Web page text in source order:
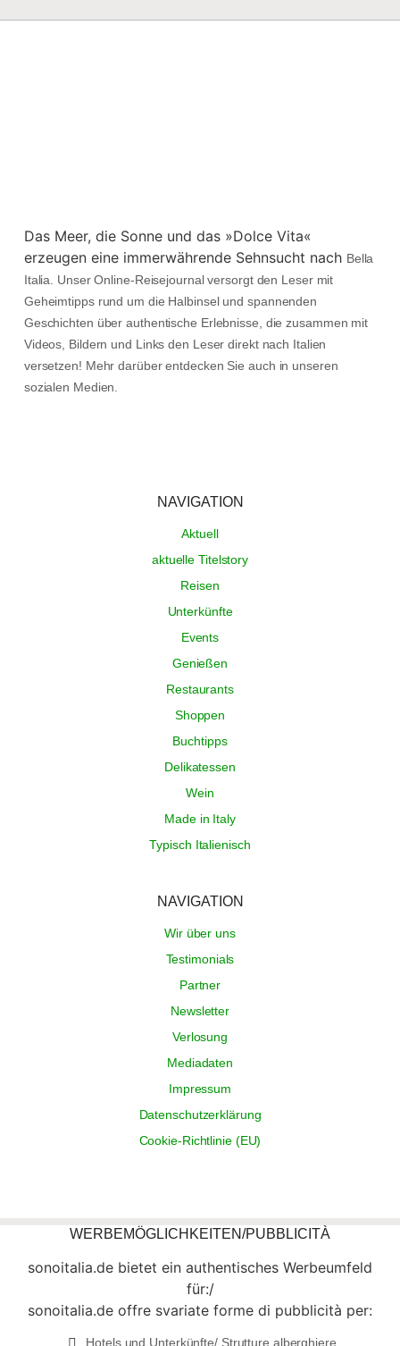
Das Meer, die Sonne und das »Dolce Vita«
erzeugen eine immerwährende Sehnsucht nach Bella
Italia. Unser Online-Reisejournal versorgt den Leser mit
Geheimtipps rund um die Halbinsel und spannenden
Geschichten über authentische Erlebnisse, die zusammen mit
Videos, Bildern und Links den Leser direkt nach Italien
versetzen! Mehr darüber entdecken Sie auch in unseren
sozialen Medien.
NAVIGATION
Aktuell
aktuelle Titelstory
Reisen
Unterkünfte
Events
Genießen
Restaurants
Shoppen
Buchtipps
Delikatessen
Wein
Made in Italy
Typisch Italienisch
NAVIGATION
Wir über uns
Testimonials
Partner
Newsletter
Verlosung
Mediadaten
Impressum
Datenschutzerklärung
Cookie-Richtlinie (EU)
WERBEMÖGLICHKEITEN/PUBBLICITÀ
sonoitalia.de bietet ein authentisches Werbeumfeld
für:/
sonoitalia.de offre svariate forme di pubblicità per:
Hotels und Unterkünfte/ Strutture alberghiere